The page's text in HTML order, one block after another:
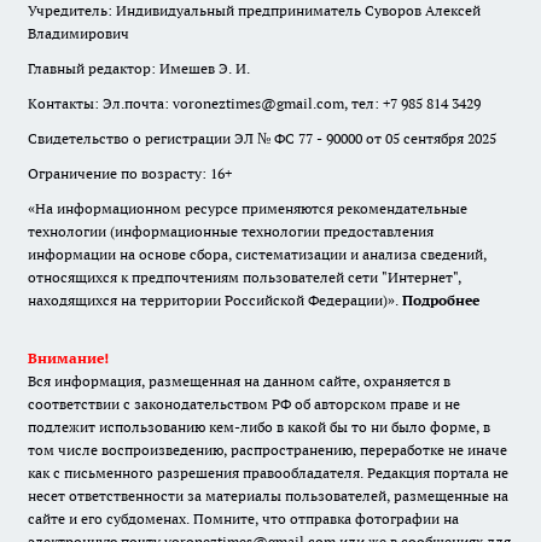
Учредитель: Индивидуальный предприниматель Суворов Алексей
Владимирович
Главный редактор: Имешев Э. И.
Контакты: Эл.почта: voroneztimes@gmail.com, тел: +7 985 814 3429
Свидетельство о регистрации ЭЛ № ФС 77 - 90000 от 05 сентября 2025
Ограничение по возрасту: 16+
«На информационном ресурсе применяются рекомендательные
технологии (информационные технологии предоставления
информации на основе сбора, систематизации и анализа сведений,
относящихся к предпочтениям пользователей сети "Интернет",
находящихся на территории Российской Федерации)». Подробнее
Внимание!
Вся информация, размещенная на данном сайте, охраняется в
соответствии с законодательством РФ об авторском праве и не
подлежит использованию кем-либо в какой бы то ни было форме, в
том числе воспроизведению, распространению, переработке не иначе
как с письменного разрешения правообладателя. Редакция портала не
несет ответственности за материалы пользователей, размещенные на
сайте и его субдоменах. Помните, что отправка фотографии на